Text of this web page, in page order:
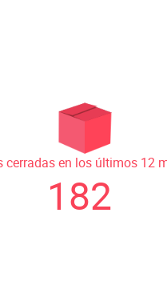
cerradas en los últimos 12
182